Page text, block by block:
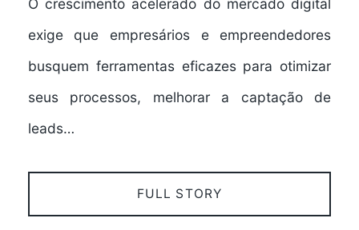
O crescimento acelerado do mercado digital
exige que empresários e empreendedores
busquem ferramentas eficazes para otimizar
seus processos, melhorar a captação de
leads…
FULL STORY